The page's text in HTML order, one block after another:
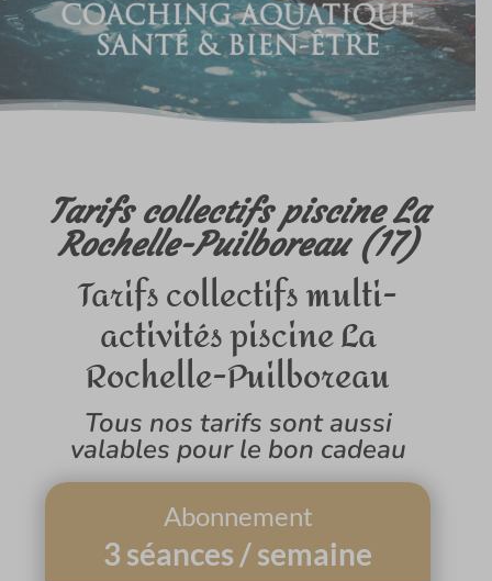
Tarifs collectifs piscine La
Rochelle-Puilboreau (17)
Tarifs collectifs multi-
activités piscine La
Rochelle-Puilboreau
Tous nos tarifs sont aussi
valables pour le bon cadeau
Abonnement
3 séances / semaine